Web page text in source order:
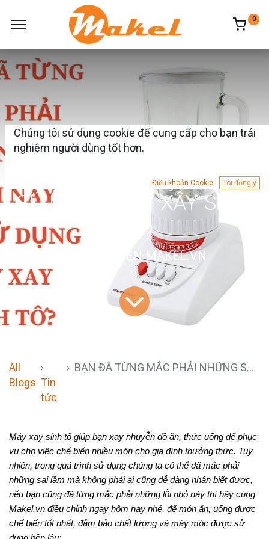
0
BẠN ĐÃ TỪNG MẮC PHẢI
NHỮNG SAI LẦM NÀY KHI
SỬ DỤNG MÁY XÂY SINH
TỐ?
THIẾT BỊ ĐIỆN MAKEL.VN
All
Blogs Tin
tức
BẠN ĐÃ TỪNG MẮC PHẢI NHỮNG SAI LẦM NÀY KHI SỬ DỤNG MÁY XÂY SINH TỐ?
Máy xay sinh tố giúp bạn xay nhuyễn đồ ăn, thức uống để phục
vụ cho việc chế biến nhiều món cho gia đình thưởng thức. Tuy
nhiên, trong quá trình sử dụng chúng ta có thể đã mắc phải
những sai lầm mà không phải ai cũng dễ dàng nhận biết được,
nếu bạn cũng đã từng mắc phải những lỗi nhỏ này thì hãy cùng
Makel.vn điều chỉnh ngay hôm nay nhé, để món ăn, uống được
chế biến tốt nhất, đảm bảo chất lượng và máy móc được sử
Chúng tôi sử dụng cookie để cung cấp cho bạn trải
nghiệm người dùng tốt hơn.
Điều khoản Cookie Tôi đồng ý